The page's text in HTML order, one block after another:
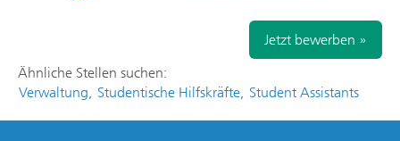
Jetzt bewerben »
Ähnliche Stellen suchen:
Verwaltung, Studentische Hilfskräfte, Student Assistants